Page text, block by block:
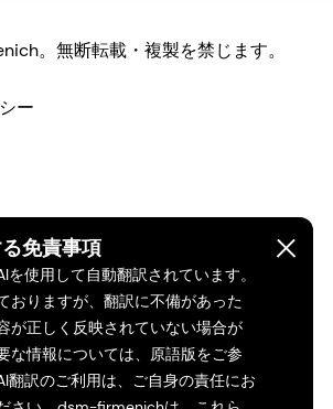
免責事項
を使用して自動翻訳されています。
おりますが、翻訳に不備があった
が正しく反映されていない場合が
な情報については、原語版をご参
翻訳のご利用は、ご自身の責任にお
。無断転載・複製を禁じます。
ー
明性
ステートメント